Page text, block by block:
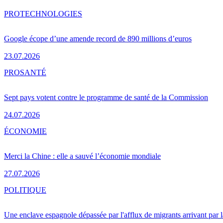
Google écope d’une amende record de 890 millions d’euros
23.07.2026
PROTECHNOLOGIES
Sept pays votent contre le programme de santé de la Commission
24.07.2026
PROSANTÉ
Merci la Chine : elle a sauvé l’économie mondiale
27.07.2026
ÉCONOMIE
Une enclave espagnole dépassée par l'afflux de migrants arrivant par
POLITIQUE